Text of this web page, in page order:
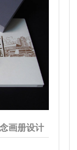
画册设计